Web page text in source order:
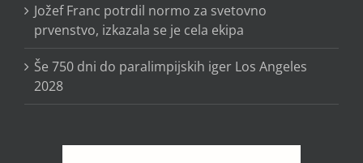
Jožef Franc potrdil normo za svetovno
prvenstvo, izkazala se je cela ekipa
Še 750 dni do paralimpijskih iger Los Angeles
2028